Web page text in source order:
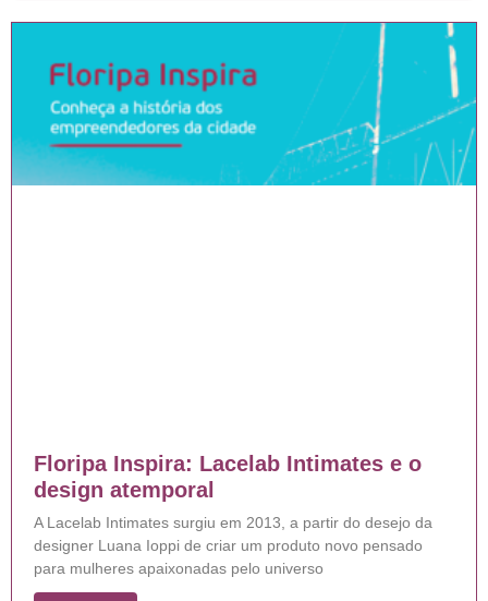
Floripa Inspira: Lacelab Intimates e o
design atemporal
A Lacelab Intimates surgiu em 2013, a partir do desejo da
designer Luana Ioppi de criar um produto novo pensado
para mulheres apaixonadas pelo universo